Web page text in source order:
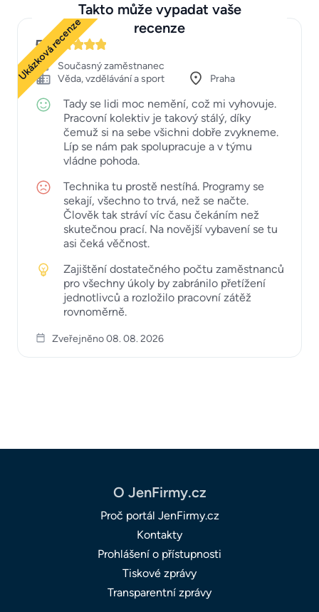
Takto může vypadat vaše
recenze
Ukázková recenze
5
Současný zaměstnanec
Věda, vzdělávání a sport
Praha
Tady se lidi moc nemění, což mi vyhovuje.
Pracovní kolektiv je takový stálý, díky
čemuž si na sebe všichni dobře zvykneme.
Líp se nám pak spolupracuje a v týmu
vládne pohoda.
Technika tu prostě nestíhá. Programy se
sekají, všechno to trvá, než se načte.
Člověk tak stráví víc času čekáním než
skutečnou prací. Na novější vybavení se tu
asi čeká věčnost.
Zajištění dostatečného počtu zaměstnanců
pro všechny úkoly by zabránilo přetížení
jednotlivců a rozložilo pracovní zátěž
rovnoměrně.
Zveřejněno 08. 08. 2026
O JenFirmy.cz
Proč portál JenFirmy.cz
Kontakty
Prohlášení o přístupnosti
Tiskové zprávy
Transparentní zprávy